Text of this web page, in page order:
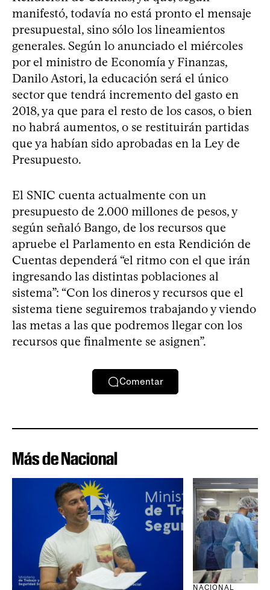
manifestó, todavía no está pronto el mensaje
presupuestal, sino sólo los lineamientos
generales. Según lo anunciado el miércoles
por el ministro de Economía y Finanzas,
Danilo Astori, la educación será el único
sector que tendrá incremento del gasto en
2018, ya que para el resto de los casos, o bien
no habrá aumentos, o se restituirán partidas
que ya habían sido aprobadas en la Ley de
Presupuesto.
El SNIC cuenta actualmente con un
presupuesto de 2.000 millones de pesos, y
según señaló Bango, de los recursos que
apruebe el Parlamento en esta Rendición de
Cuentas dependerá “el ritmo con el que irán
ingresando las distintas poblaciones al
sistema”: “Con los dineros y recursos que el
sistema tiene seguiremos trabajando y viendo
las metas a las que podremos llegar con los
recursos que finalmente se asignen”.
Comentar
Más de Nacional
NACIONAL